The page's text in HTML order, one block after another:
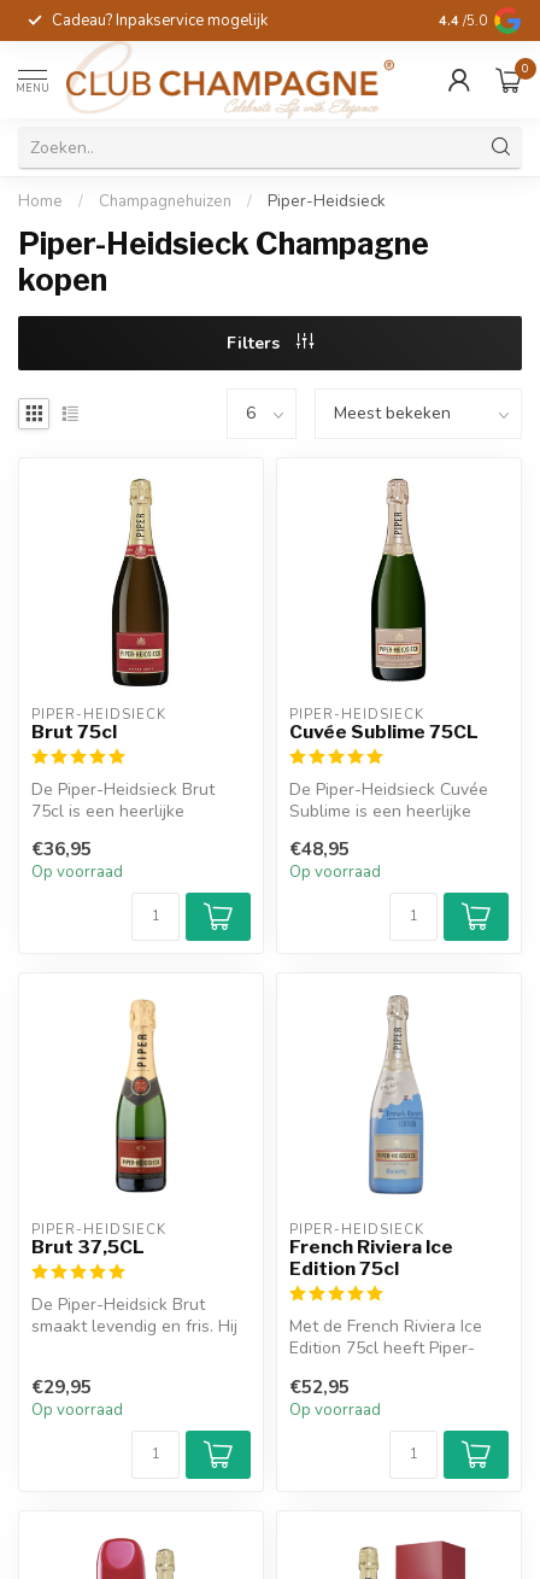
Cadeau? Inpakservice mogelijk Gratis
4.4 /5.0
MENU
0
Home / Champagnehuizen / Piper-Heidsieck
Piper-Heidsieck Champagne
kopen
Filters
PIPER-HEIDSIECK
Brut 75cl
De Piper-Heidsieck Brut
75cl is een heerlijke
van citru...
€36,95
Op voorraad
PIPER-HEIDSIECK
Cuvée Sublime 75CL
De Piper-Heidsieck Cuvée
Sublime is een heerlijke
vani...
€48,95
Op voorraad
PIPER-HEIDSIECK
Brut 37,5CL
De Piper-Heidsick Brut
smaakt levendig en fris. Hij
€29,95
Op voorraad
PIPER-HEIDSIECK
French Riviera Ice
Edition 75cl
Met de French Riviera Ice
Edition 75cl heeft Piper-
...
€52,95
Op voorraad